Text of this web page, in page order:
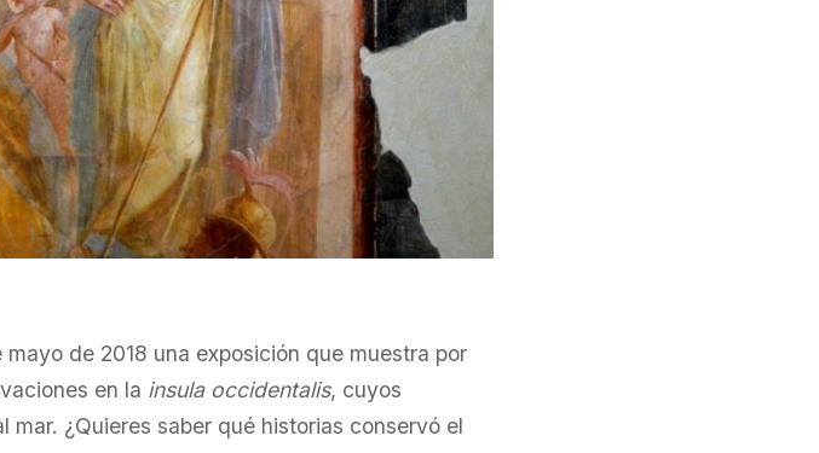
de 2018 una exposición que muestra por
en la insula occidentalis, cuyos
¿Quieres saber qué historias conservó el